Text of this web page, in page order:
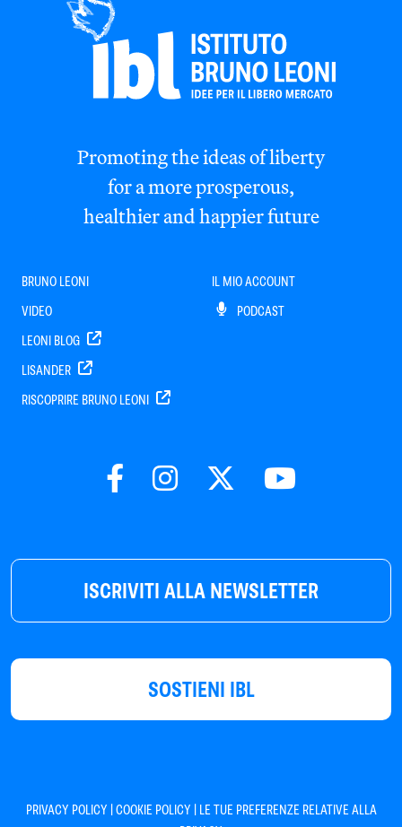
ISCRIVITI ALLA NEWSLETTER
SOSTIENI IBL
Promoting the ideas of liberty
for a more prosperous,
healthier and happier future
BRUNO LEONI
VIDEO
LEONI BLOG
LISANDER
RISCOPRIRE BRUNO LEONI
IL MIO ACCOUNT
PODCAST
PRIVACY POLICY |COOKIE POLICY | LE TUE PREFERENZE RELATIVE ALLA